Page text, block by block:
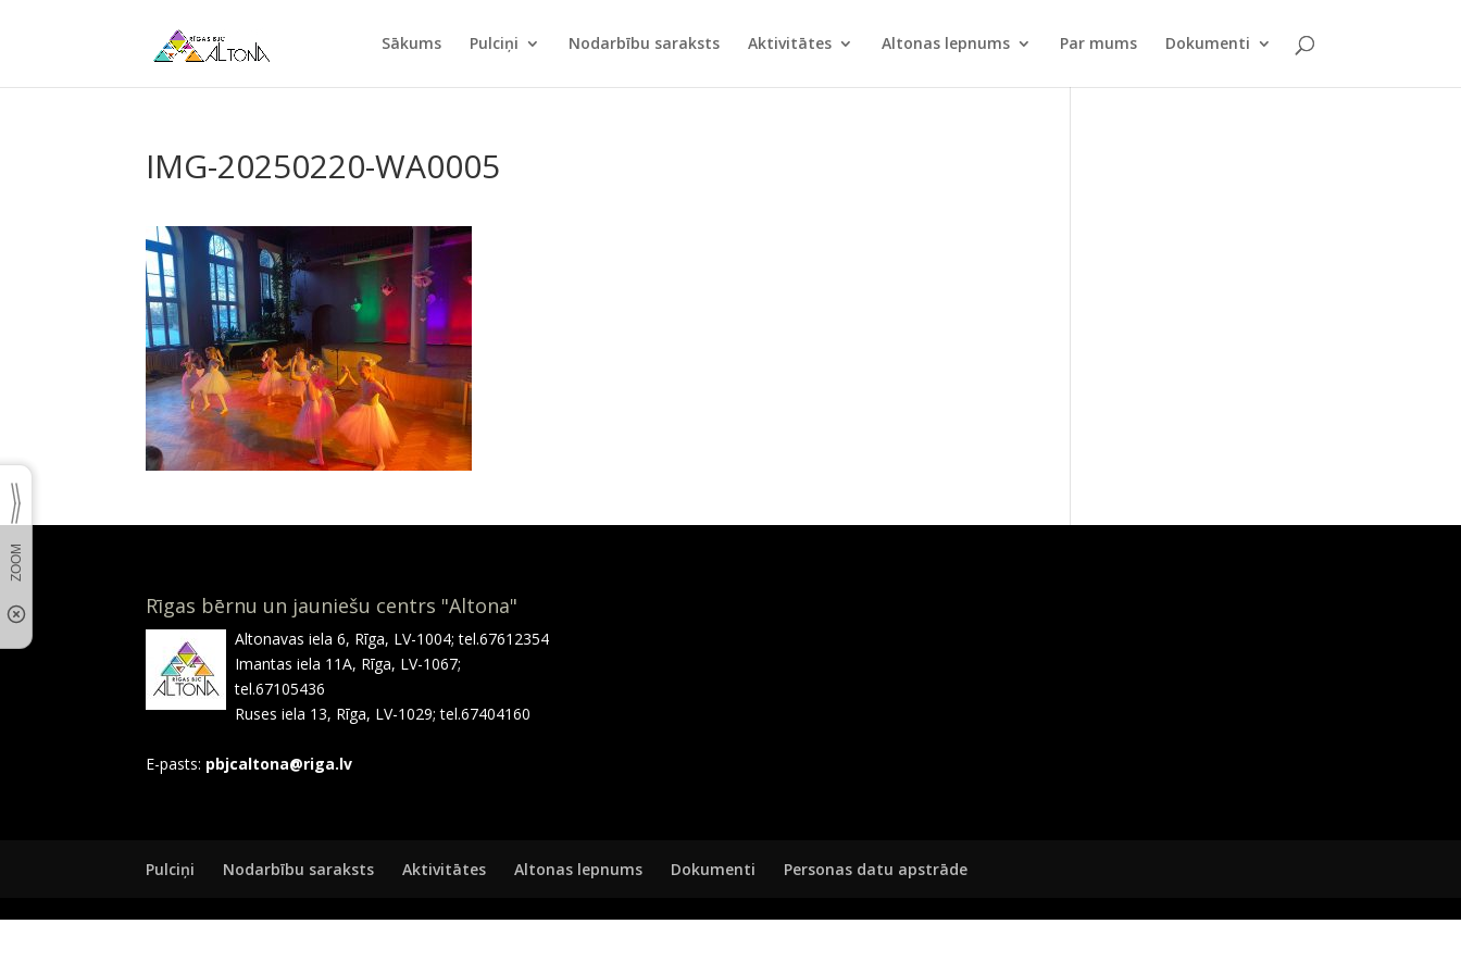
Sākums Pulciņi Nodarbību saraksts Aktivitātes Altonas lepnums Par mums Dokumenti
IMG-20250220-WA0005
Rīgas bērnu un jauniešu centrs "Altona"
Altonavas iela 6, Rīga, LV-1004; tel.67612354
Imantas iela 11A, Rīga, LV-1067;
tel.67105436
Ruses iela 13, Rīga, LV-1029; tel.67404160
E-pasts: pbjcaltona@riga.lv
Pulciņi Nodarbību saraksts Aktivitātes Altonas lepnums Dokumenti Personas datu apstrāde